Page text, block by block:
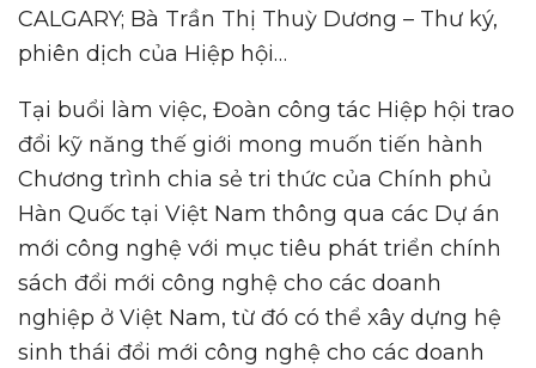
CALGARY; Bà Trần Thị Thuỳ Dương – Thư ký,
phiên dịch của Hiệp hội…
Tại buổi làm việc, Đoàn công tác Hiệp hội trao
đổi kỹ năng thế giới mong muốn tiến hành
Chương trình chia sẻ tri thức của Chính phủ
Hàn Quốc tại Việt Nam thông qua các Dự án
mới công nghệ với mục tiêu phát triển chính
sách đổi mới công nghệ cho các doanh
nghiệp ở Việt Nam, từ đó có thể xây dựng hệ
sinh thái đổi mới công nghệ cho các doanh